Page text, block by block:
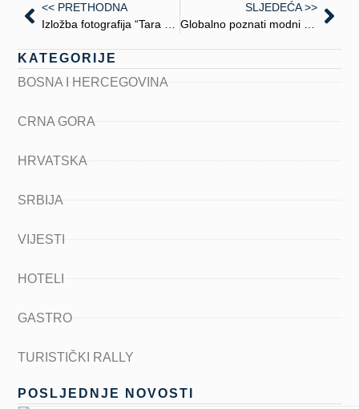
<< PRETHODNA
Izložba fotografija “Tara planina bogova”
SLJEDEĆA >>
Globalno poznati modni kreatori i urednici u posjeti Budvi
KATEGORIJE
BOSNA I HERCEGOVINA
CRNA GORA
HRVATSKA
SRBIJA
VIJESTI
HOTELI
GASTRO
TURISTIČKI RALLY
POSLJEDNJE NOVOSTI